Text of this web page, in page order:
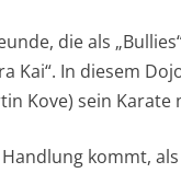
die als
Kai“. In diesem
Kove) sein Karate
kommt,